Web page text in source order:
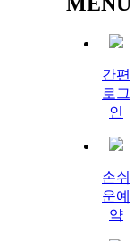
간편
로그
인
손쉬
운예
약